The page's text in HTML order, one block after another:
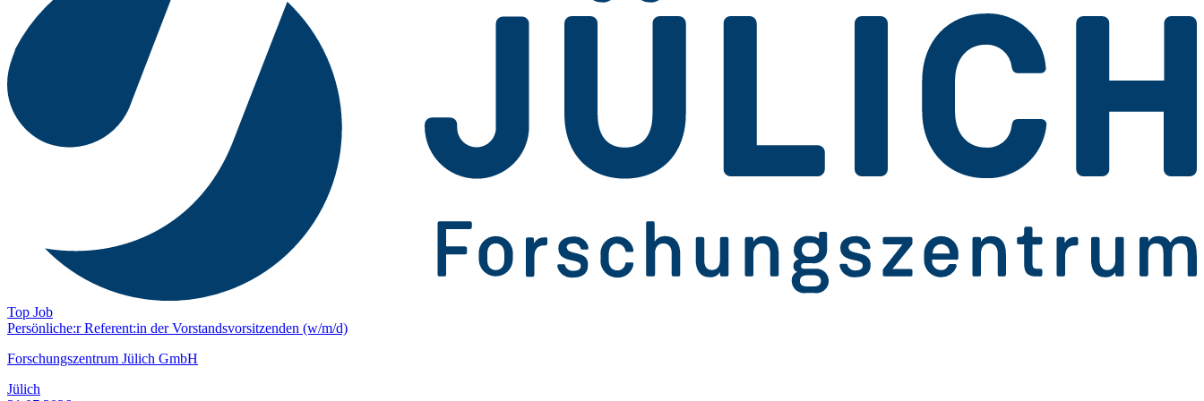
Top Job
Persönliche:r Referent:in der Vorstands­vorsitzenden (w/m/d)
Forschungszentrum Jülich GmbH
Jülich